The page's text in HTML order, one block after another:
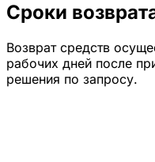
Сроки
Возврат средств
рабочих дней после
решения по запросу.